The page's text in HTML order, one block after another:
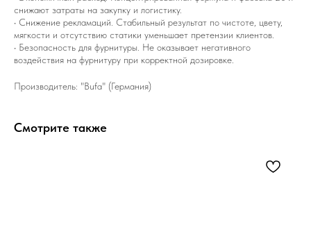
снижают затраты на закупку и логистику.
• Снижение рекламаций. Стабильный результат по чистоте, цвету,
мягкости и отсутствию статики уменьшает претензии клиентов.
• Безопасность для фурнитуры. Не оказывает негативного
воздействия на фурнитуру при корректной дозировке.
Производитель: "Bufa" (Германия)
Смотрите также